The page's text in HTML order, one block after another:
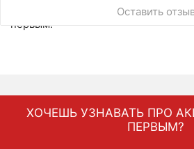
Оставить
У этого товара нет ни одного
первым.
ХОЧЕШЬ УЗНАВАТЬ ПРО
ПЕРВЫМ?